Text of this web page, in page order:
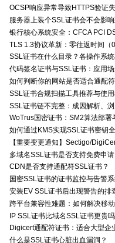
OCSP响应异常导致HTTPS验证
服务器上装个SSL证书会不会影
银行核心系统安全：CFCA PCI
TLS 1.3协议革新：零往返时间（
SSL证书在什么目录？各操作系
代码签名证书与SSL证书：应用
如何判断你的网站是否适合通配
SSL证书合规扫描工具推荐与使
SSL证书链不完整：成因解析、
WoTrus国密证书：SM2算法部署
如何通过KMS实现SSL证书密钥
【重要变更通知】Sectigo/
多域名SSL证书是否支持免费申请
CDN是否支持通配符SSL证书？
国密SSL证书的证书监控与告警
安装EV SSL证书后出现警告的排
跨平台兼容性难题：如何解决移
IP SSL证书比域名SSL证书更贵
Digicert通配符证书：适合大型企
什么是SSL证书心脏出血漏洞？